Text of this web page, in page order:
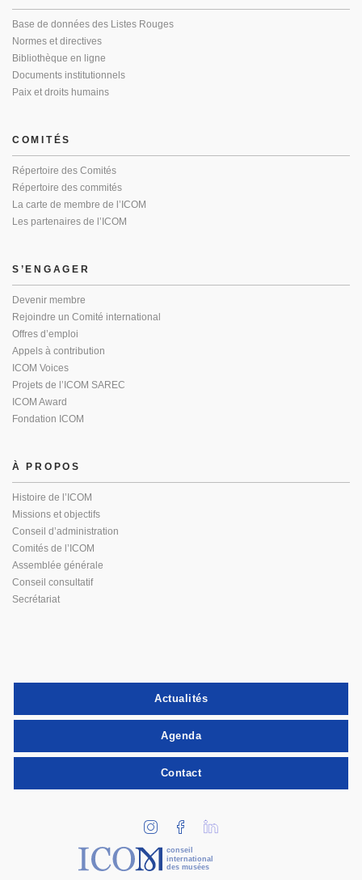
Base de données des Listes Rouges
Normes et directives
Bibliothèque en ligne
Documents institutionnels
Paix et droits humains
COMITÉS
Répertoire des Comités
Répertoire des commités
La carte de membre de l’ICOM
Les partenaires de l’ICOM
S’ENGAGER
Devenir membre
Rejoindre un Comité international
Offres d’emploi
Appels à contribution
ICOM Voices
Projets de l’ICOM SAREC
ICOM Award
Fondation ICOM
À PROPOS
Histoire de l’ICOM
Missions et objectifs
Conseil d’administration
Comités de l’ICOM
Assemblée générale
Conseil consultatif
Secrétariat
Actualités
Agenda
Contact
conseil
international
des musées